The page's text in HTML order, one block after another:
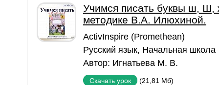
Учимся писать буквы ш,
методике В.А. Илюхиной.
ActivInspire (Promethean)
Русский язык, Начальная школа
Автор: Игнатьева М. В.
Скачать урок (21,81 Мб)